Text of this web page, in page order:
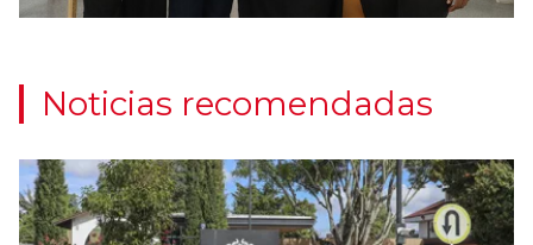
Noticias recomendadas